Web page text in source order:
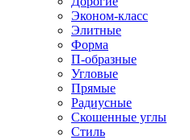
Эконом-класс
Элитные
Форма
П-образные
Угловые
Прямые
Радиусные
Скошенные углы
Стиль